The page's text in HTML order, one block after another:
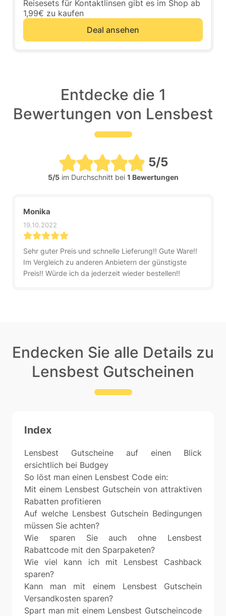
Reisesets für Kontaktlinsen gibt es im Shop ab
1,99€ zu kaufen
Deal ansehen
Entdecke die 1
Bewertungen von Lensbest
5/5
5/5im Durchschnitt bei 1 Bewertungen
Monika
19.10.2022
Sehr guter Preis und schnelle Lieferung!! Gute Ware!!
Im Vergleich zu anderen Anbietern der günstigste
Preis!! Würde ich da jederzeit wieder bestellen!!
Endecken Sie alle Details zu
Lensbest Gutscheinen
Index
Lensbest Gutscheine auf einen Blick
ersichtlich bei Budgey
So löst man einen Lensbest Code ein:
Mit einem Lensbest Gutschein von attraktiven
Rabatten profitieren
Auf welche Lensbest Gutschein Bedingungen
müssen Sie achten?
Wie sparen Sie auch ohne Lensbest
Rabattcode mit den Sparpaketen?
Wie viel kann ich mit Lensbest Cashback
sparen?
Kann man mit einem Lensbest Gutschein
Versandkosten sparen?
Spart man mit einem Lensbest Gutscheincode